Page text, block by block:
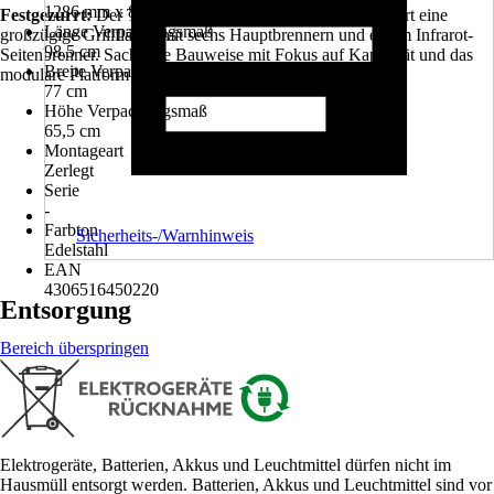
1286 mm x 857.3 mm
Länge Verpackungsmaß
98,5 cm
Breite Verpackungsmaß
77 cm
Höhe Verpackungsmaß
65,5 cm
Montageart
Zerlegt
Serie
-
Farbton
Edelstahl
EAN
4306516450220
Festgezurrt:Der TENNEKER Silverstar TG-6 kombiniert eine
großzügige Grillfläche mit sechs Hauptbrennern und einem Infrarot-
Seitenbrenner. Sachliche Bauweise mit Fokus auf Kapazität und das
modulare Platform System.
Sicherheits-/Warnhinweis
Entsorgung
Bereich überspringen
Elektrogeräte, Batterien, Akkus und Leuchtmittel dürfen nicht im
Hausmüll entsorgt werden. Batterien, Akkus und Leuchtmittel sind vor